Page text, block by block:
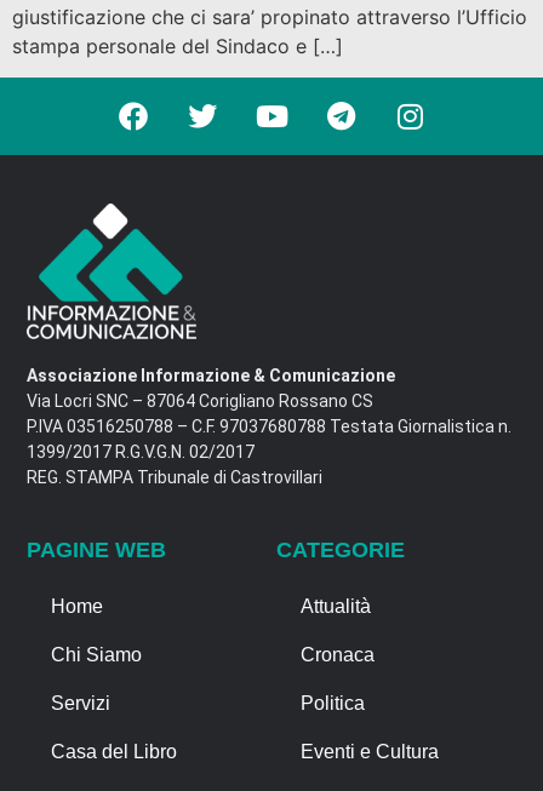
giustificazione che ci sara’ propinato attraverso l’Ufficio
stampa personale del Sindaco e […]
Associazione Informazione & Comunicazione
Via Locri SNC – 87064 Corigliano Rossano CS
P.IVA 03516250788 – C.F. 97037680788 Testata Giornalistica n.
1399/2017 R.G.V.G.N. 02/2017
REG. STAMPA Tribunale di Castrovillari
PAGINE WEB
Home
Chi Siamo
Servizi
Casa del Libro
CATEGORIE
Attualità
Cronaca
Politica
Eventi e Cultura